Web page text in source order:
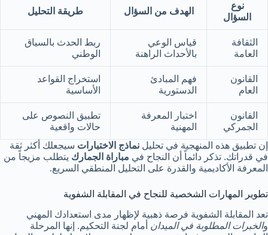
نوع
السؤال
الهدف من السؤال طريقة التحليل
الثقافة
العامة
قياس الوعي
بالأحداث الراهنة
ربط الحدث بالسياق
الوطني
القانون
العام
فهم المبادئ
الدستورية
استخراج القواعد
الأساسية
القانون
الجمركي
اختبار المعرفة
المهنية
تطبيق النصوص على
حالات واقعية
إن تطبيق هذه المنهجية في تحليل نماذج الاختبارات سيجعلك أكثر ثقة
في قدراتك. تذكر دائماً أن النجاح في مباراة الجمارك يتطلب مزيجاً من
المعرفة الأكاديمية والقدرة على التحليل المنطقي السريع.
تطوير المهارات الشخصية للنجاح في المقابلة الشفوية
تعد المقابلة الشفوية فرصة ذهبية لإظهار مدى استعدادك المهني
والخبرات المطلوبة في الميدان أمام لجنة التحكيم. إنها المرحلة